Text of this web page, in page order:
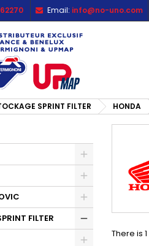
Email: info@no-uno.com
SPRINT FILTER HONDA
FILTER
There is